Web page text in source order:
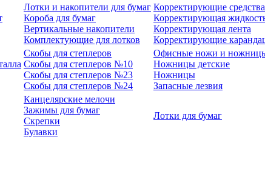
Лотки и накопители для бумаг
Короба для бумаг
Вертикальные накопители
Комплектующие для лотков
Корректирующие средства
Корректирующая
Корректирующая лента
Корректирующие
Скобы для степлеров
Скобы для степлеров №10
Скобы для степлеров №23
Скобы для степлеров №24
Офисные ножи и
Ножницы детские
Ножницы
Запасные лезвия
Канцелярские мелочи
Зажимы для бумаг
Скрепки
Булавки
Лотки для бумаг